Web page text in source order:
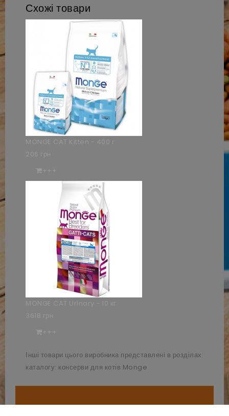
Схожі товари
MONGE CAT Kitten - 400 г
206 грн
+++
MONGE CAT Urinary - 10 кг
3618 грн
+++
Інші товари цього виробника представлені в розділах
каталогу: консерви для котів Monge